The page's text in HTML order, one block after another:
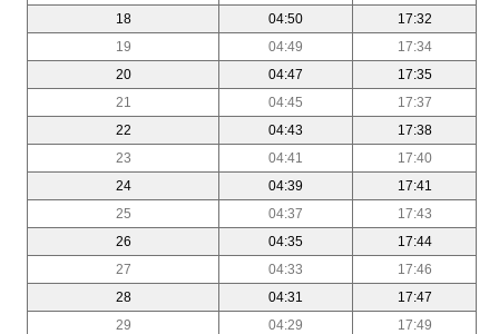
18
04:50
17:32
19
04:49
17:34
20
04:47
17:35
21
04:45
17:37
22
04:43
17:38
23
04:41
17:40
24
04:39
17:41
25
04:37
17:43
26
04:35
17:44
27
04:33
17:46
28
04:31
17:47
29
04:29
17:49